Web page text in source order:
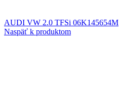
AUDI VW 2.0 TFSi 06K145654M
Naspäť k produktom